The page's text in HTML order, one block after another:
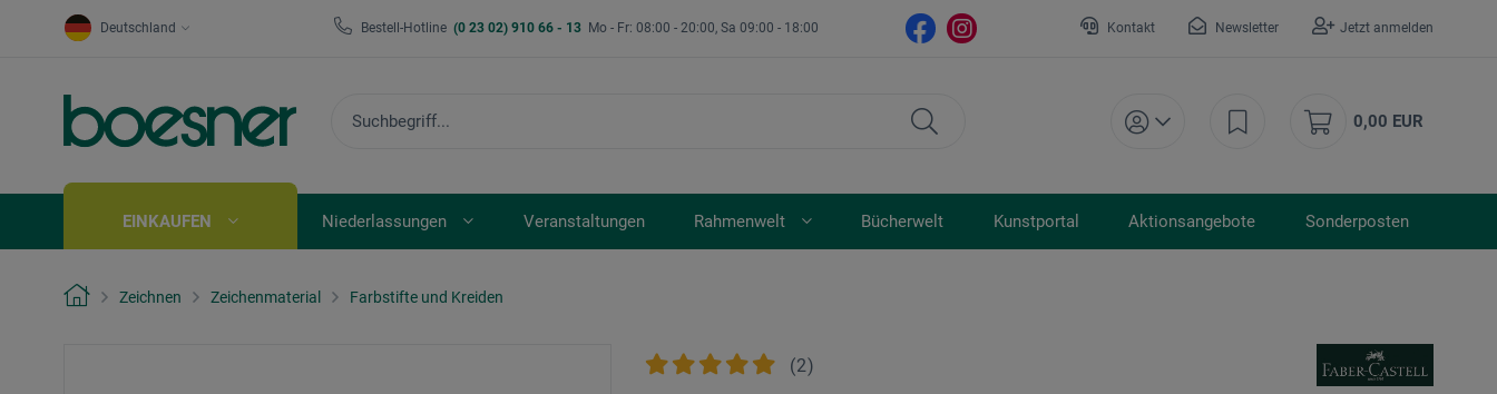
Deutschland Bestell-Hotline (0 23 02) 910 66 - 13 Mo - Fr: 08:00 - 20:00, Sa 09:00 - 18:00 Kontakt Newsletter Jetzt anmelden
0,00 EUR
EINKAUFEN Niederlassungen Veranstaltungen Rahmenwelt Bücherwelt Kunstportal Aktionsangebote Sonderposten
Zeichnen Zeichenmaterial Farbstifte und Kreiden
(2)